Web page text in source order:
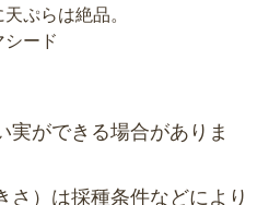
ぷらは絶品。
シード
ができる場合がありま
）は採種条件などにより